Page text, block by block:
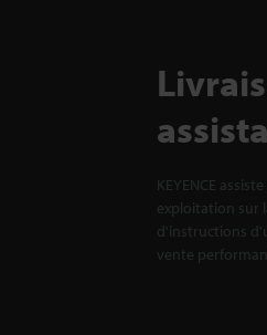
KEYENCE
exploitation sur
d'instructions
vente